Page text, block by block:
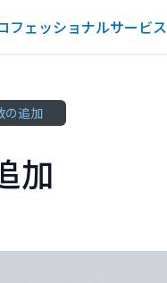
フェッショナルサービス
の追加
加